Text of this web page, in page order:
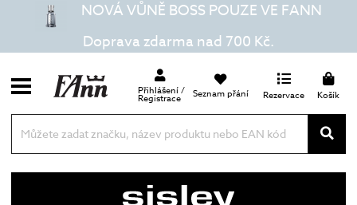
NOVÁ VŮNĚ BOSS POUZE VE FANN
Doprava zdarma nad 700 Kč.
Přihlášení /
Registrace Seznam přání Rezervace Košík